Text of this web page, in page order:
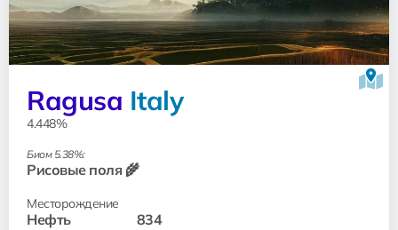
Ragusa Italy
4.448%
Биом 5.38%:
Рисовые поля 🌾
Месторождение
Нефть
834